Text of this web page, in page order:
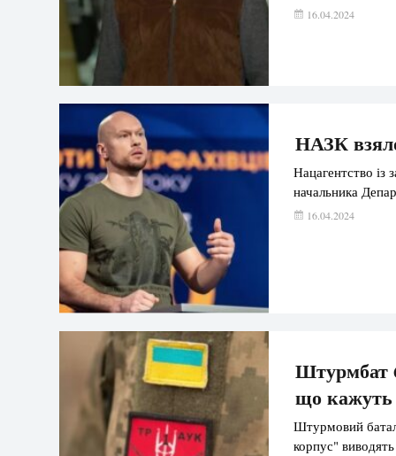
16.04.2024
НАЗК
Нацагентство із
начальника
16.04.2024
Штурмбат
що кажуть
Штурмовий
корпус"